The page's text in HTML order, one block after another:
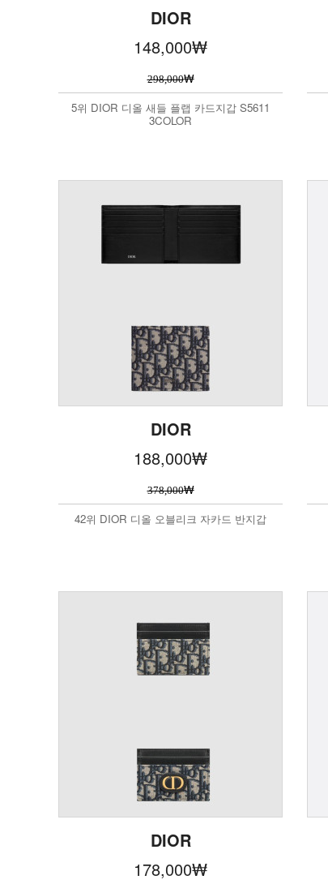
DIOR
148,000₩
298,000₩
5위 DIOR 디올 새들 플랩 카드지갑 S5611
3COLOR
DIOR
188,000₩
378,000₩
42위 DIOR 디올 오블리크 자카드 반지갑
DIOR
178,000₩